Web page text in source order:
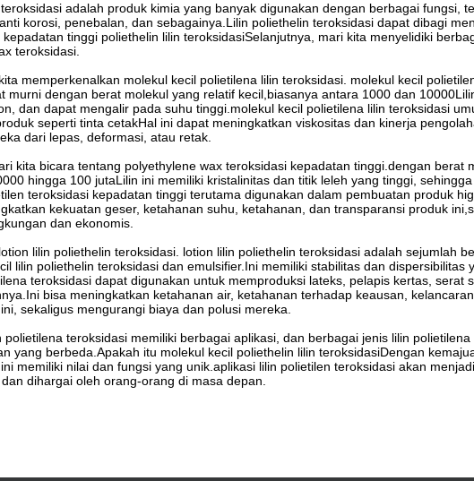
adalah produk kimia yang banyak digunakan dengan berbagai fungsi,
korosi, penebalan, dan sebagainya.Lilin poliethelin teroksidasi dapat dibagi
tinggi poliethelin lilin teroksidasiSelanjutnya, mari kita menyelidiki
teroksidasi.
memperkenalkan molekul kecil polietilena lilin teroksidasi. molekul kecil
murni dengan berat molekul yang relatif kecil,biasanya antara 1000 dan
dan dapat mengalir pada suhu tinggi.molekul kecil polietilena lilin teroksidasi
seperti tinta cetakHal ini dapat meningkatkan viskositas dan kinerja
dari lepas, deformasi, atau retak.
kita bicara tentang polyethylene wax teroksidasi kepadatan tinggi.dengan berat
hingga 100 jutaLilin ini memiliki kristalinitas dan titik leleh yang tinggi,
teroksidasi kepadatan tinggi terutama digunakan dalam pembuatan produk
kekuatan geser, ketahanan suhu, ketahanan, dan transparansi produk
dan ekonomis.
lilin poliethelin teroksidasi. lotion lilin poliethelin teroksidasi adalah sejumlah
lilin poliethelin teroksidasi dan emulsifier.Ini memiliki stabilitas dan dispersibilitas
teroksidasi dapat digunakan untuk memproduksi lateks, pelapis kertas, serat
bisa meningkatkan ketahanan air, ketahanan terhadap keausan,
sekaligus mengurangi biaya dan polusi mereka.
polietilena teroksidasi memiliki berbagai aplikasi, dan berbagai jenis lilin
yang berbeda.Apakah itu molekul kecil poliethelin lilin teroksidasiDengan
memiliki nilai dan fungsi yang unik.aplikasi lilin polietilen teroksidasi akan
dihargai oleh orang-orang di masa depan.